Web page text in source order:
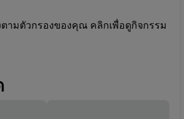
ามตัวกรองของคุณ คลิกเพื่อดูกิจกรรม